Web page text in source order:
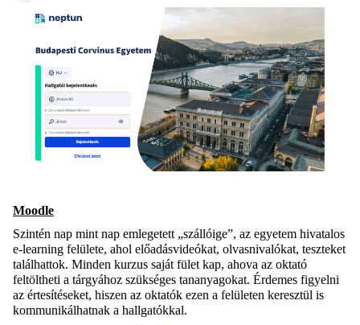
Moodle
Szintén nap mint nap emlegetett „szállóige”, az egyetem hivatalos
e-learning felülete, ahol előadásvideókat, olvasnivalókat, teszteket
találhattok. Minden kurzus saját fület kap, ahova az oktató
feltöltheti a tárgyához szükséges tananyagokat. Érdemes figyelni
az értesítéseket, hiszen az oktatók ezen a felületen keresztül is
kommunikálhatnak a hallgatókkal.